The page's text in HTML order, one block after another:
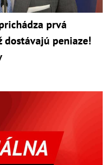
prvá
dostávajú peniaze!